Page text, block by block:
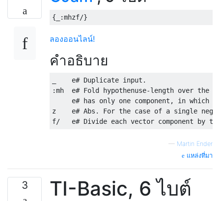
ลองออนไลน์!
คำอธิบาย
_    e# Duplicate input.
:mh  e# Fold hypothenuse-length over
e# has only one component, in which
z    e# Abs. For the case of a single
— Martin Ender
แหล่งที่มา
3 TI-Basic, 6 ไบต์